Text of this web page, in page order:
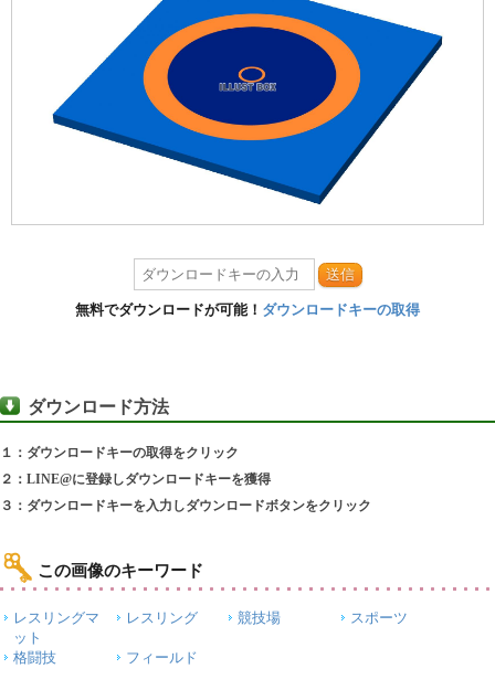
送信
無料でダウンロードが可能！ ダウンロードキーの取得
ダウンロード方法
１：ダウンロードキーの取得をクリック
２：LINE@に登録しダウンロードキーを獲得
３：ダウンロードキーを入力しダウンロードボタンをクリック
この画像のキーワード
レスリングマ
ット
レスリング 競技場 スポーツ
格闘技 フィールド